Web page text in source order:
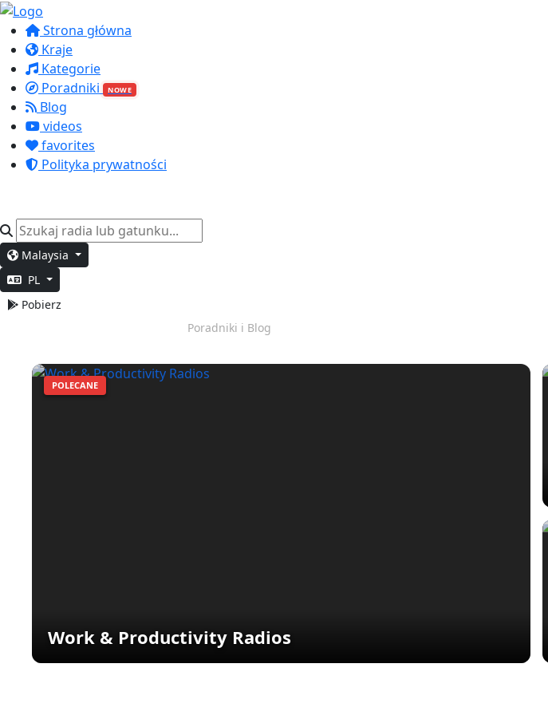
Strona główna
Kraje
Kategorie
Poradniki
NOWE
Blog
videos
favorites
Polityka prywatności
Malaysia
PL
Pobierz
Poradniki i Blog
POLECANE
Work & Productivity Radios